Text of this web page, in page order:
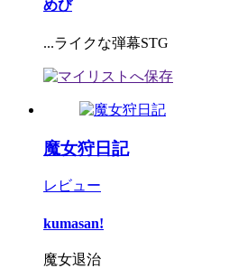
めび
...ライクな弾幕STG
魔女狩日記
レビュー
kumasan!
魔女退治